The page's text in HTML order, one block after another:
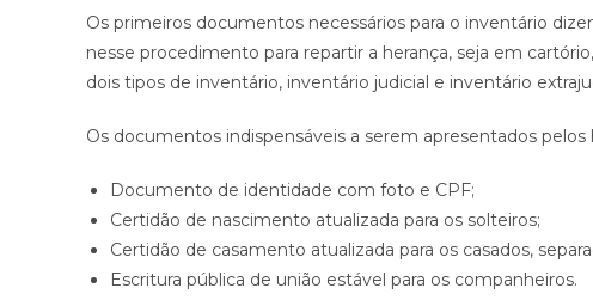
Os primeiros documentos necessários para o inventário
nesse procedimento para repartir a herança, seja em
dois tipos de inventário, inventário judicial e inventário
Os documentos indispensáveis a serem apresentados pelos
Documento de identidade com foto e CPF;
Certidão de nascimento atualizada para os solteiros;
Certidão de casamento atualizada para os casados,
Escritura pública de união estável para os companheiros.